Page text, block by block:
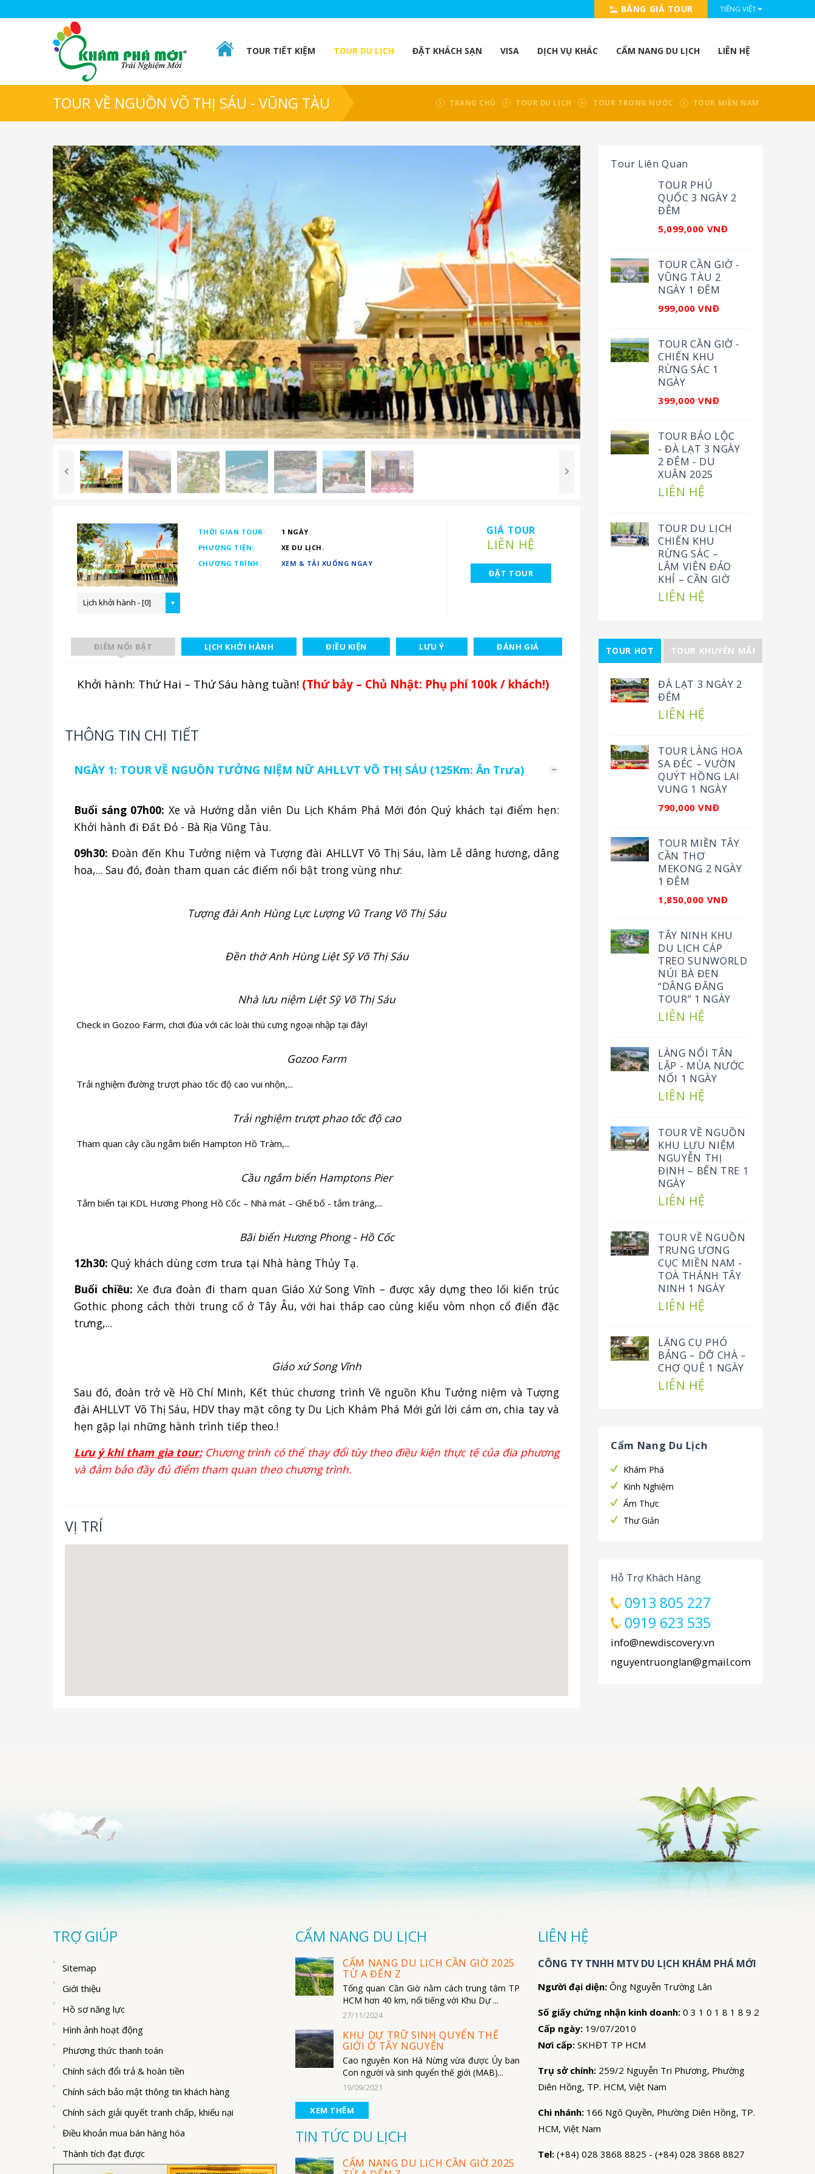
BẢNG GIÁ TOUR TIẾNG VIỆT
TOUR TIẾT KIỆM TOUR DU LỊCH ĐẶT KHÁCH SẠN VISA DỊCH VỤ KHÁC CẨM NANG DU LỊCH LIÊN HỆ
TOUR VỀ NGUỒN VÕ THỊ SÁU - VŨNG TÀU TRANG CHỦ TOUR DU LỊCH TOUR TRONG NƯỚC TOUR MIỀN NAM
Lịch khởi hành - [0]
THỜI GIAN TOUR:
1 NGÀY
PHƯƠNG TIỆN:
XE DU LỊCH.
CHƯƠNG TRÌNH:
XEM & TẢI XUỐNG NGAY
GIÁ TOUR
LIÊN HỆ
ĐẶT TOUR
ĐIỂM NỔI BẬT LỊCH KHỞI HÀNH ĐIỀU KIỆN LƯU Ý ĐÁNH GIÁ
Khởi hành: Thứ Hai – Thứ Sáu hàng tuần! (Thứ bảy – Chủ Nhật: Phụ phí 100k / khách!)
THÔNG TIN CHI TIẾT
NGÀY 1: TOUR VỀ NGUỒN TƯỞNG NIỆM NỮ AHLLVT VÕ THỊ SÁU (125Km: Ăn Trưa)
Buổi sáng 07h00: Xe và Hướng dẫn viên Du Lịch Khám Phá Mới đón Quý khách tại điểm hẹn:
Khởi hành đi Đất Đỏ - Bà Rịa Vũng Tàu.
09h30: Đoàn đến Khu Tưởng niệm và Tượng đài AHLLVT Võ Thị Sáu, làm Lễ dâng hương, dâng
hoa,... Sau đó, đoàn tham quan các điểm nổi bật trong vùng như:
Tượng đài Anh Hùng Lực Lượng Vũ Trang Võ Thị Sáu
Đền thờ Anh Hùng Liệt Sỹ Võ Thị Sáu
Nhà lưu niệm Liệt Sỹ Võ Thị Sáu
Check in Gozoo Farm, chơi đùa với các loài thú cưng ngoại nhập tại đây!
Gozoo Farm
Trải nghiệm đường trượt phao tốc độ cao vui nhộn,...
Trải nghiệm trượt phao tốc độ cao
Tham quan cây cầu ngắm biển Hampton Hồ Tràm,...
Cầu ngắm biển Hamptons Pier
Tắm biển tại KDL Hương Phong Hồ Cốc – Nhà mát – Ghế bố - tắm tráng,...
Bãi biển Hương Phong - Hồ Cốc
12h30: Quý khách dùng cơm trưa tại Nhà hàng Thủy Tạ.
Buổi chiều: Xe đưa đoàn đi tham quan Giáo Xứ Song Vĩnh – được xây dựng theo lối kiến trúc
Gothic phong cách thời trung cổ ở Tây Âu, với hai tháp cao cùng kiểu vòm nhọn cổ điển đặc
trưng,...
Giáo xứ Song Vĩnh
Sau đó, đoàn trở về Hồ Chí Minh, Kết thúc chương trình Về nguồn Khu Tưởng niệm và Tượng
đài AHLLVT Võ Thị Sáu, HDV thay mặt công ty Du Lịch Khám Phá Mới gửi lời cám ơn, chia tay và
hẹn gặp lại những hành trình tiếp theo.!
Lưu ý khi tham gia tour:Chương trình có thể thay đổi tùy theo điều kiện thực tế của địa phương
và đảm bảo đầy đủ điểm tham quan theo chương trình.
VỊ TRÍ
Tour Liên Quan
TOUR PHÚ
QUỐC 3 NGÀY 2
ĐÊM
5,099,000 VNĐ
TOUR CẦN GIỜ -
VŨNG TÀU 2
NGÀY 1 ĐÊM
999,000 VNĐ
TOUR CẦN GIỜ -
CHIẾN KHU
RỪNG SÁC 1
NGÀY
399,000 VNĐ
TOUR BẢO LỘC
- ĐÀ LẠT 3 NGÀY
2 ĐÊM - DU
XUÂN 2025
LIÊN HỆ
TOUR DU LỊCH
CHIẾN KHU
RỪNG SÁC –
LÂM VIÊN ĐẢO
KHỈ – CẦN GIỜ
LIÊN HỆ
TOUR HOT TOUR KHUYẾN MÃI
ĐÀ LẠT 3 NGÀY 2
ĐÊM
LIÊN HỆ
TOUR LÀNG HOA
SA ĐÉC – VƯỜN
QUÝT HỒNG LAI
VUNG 1 NGÀY
790,000 VNĐ
TOUR MIỀN TÂY
CẦN THƠ
MEKONG 2 NGÀY
1 ĐÊM
1,850,000 VNĐ
TÂY NINH KHU
DU LỊCH CÁP
TREO SUNWORLD
NÚI BÀ ĐEN
“DÂNG ĐĂNG
TOUR” 1 NGÀY
LIÊN HỆ
LÀNG NỔI TÂN
LẬP - MÙA NƯỚC
NỔI 1 NGÀY
LIÊN HỆ
TOUR VỀ NGUỒN
KHU LƯU NIỆM
NGUYỄN THỊ
ĐỊNH – BẾN TRE 1
NGÀY
LIÊN HỆ
TOUR VỀ NGUỒN
TRUNG ƯƠNG
CỤC MIỀN NAM -
TOÀ THÁNH TÂY
NINH 1 NGÀY
LIÊN HỆ
LĂNG CỤ PHÓ
BẢNG – DỠ CHÀ –
CHỢ QUÊ 1 NGÀY
LIÊN HỆ
Cẩm Nang Du Lịch
Khám Phá
Kinh Nghiệm
Ẩm Thực
Thư Giản
Hỗ Trợ Khách Hàng
0913 805 227
0919 623 535
info@newdiscovery.vn
nguyentruonglan@gmail.com
TRỢ GIÚP
Sitemap
Giới thiệu
Hồ sơ năng lực
Hình ảnh hoạt động
Phương thức thanh toán
Chính sách đổi trả & hoàn tiền
Chính sách bảo mật thông tin khách hàng
Chính sách giải quyết tranh chấp, khiếu nại
Điều khoản mua bán hàng hóa
Thành tích đạt được
CẨM NANG DU LỊCH
CẨM NANG DU LỊCH CẦN GIỜ 2025
TỪ A ĐẾN Z
Tổng quan Cần Giờ nằm cách trung tâm TP
HCM hơn 40 km, nổi tiếng với Khu Dự ...
27/11/2024
KHU DỰ TRỮ SINH QUYỂN THẾ
GIỚI Ở TÂY NGUYÊN
Cao nguyên Kon Hà Nừng vừa được Ủy ban
Con người và sinh quyển thế giới (MAB)...
19/09/2021
XEM THÊM
TIN TỨC DU LỊCH
CẨM NANG DU LỊCH CẦN GIỜ 2025
LIÊN HỆ
CÔNG TY TNHH MTV DU LỊCH KHÁM PHÁ MỚI
Người đại diện: Ông Nguyễn Trường Lân
Số giấy chứng nhận kinh doanh: 0 3 1 0 1 8 1 8 9 2
Cấp ngày: 19/07/2010
Nơi cấp: SKHĐT TP HCM
Trụ sở chính: 259/2 Nguyễn Tri Phương, Phường
Diên Hồng, TP. HCM, Việt Nam
Chi nhánh: 166 Ngô Quyền, Phường Diên Hồng, TP.
HCM, Việt Nam
Tel: (+84) 028 3868 8825 - (+84) 028 3868 8827